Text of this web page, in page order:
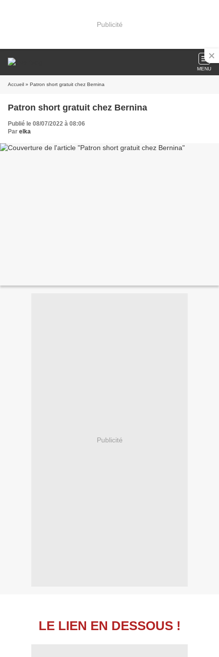
Publicité
MENU
Accueil » Patron short gratuit chez Bernina
Patron short gratuit chez Bernina
Publié le 08/07/2022 à 08:06
Par elka
Publicité
LE LIEN EN DESSOUS !